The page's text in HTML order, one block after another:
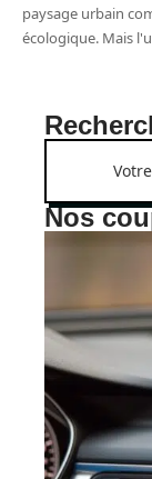
paysage urbain
écologique. Mais
Nos